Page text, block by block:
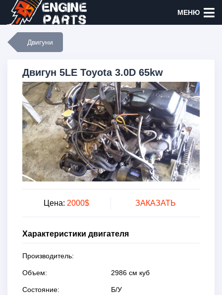
МЕНЮ
Двигуни
Двигун 5LE Toyota 3.0D 65kw
Цена: 2000$ ЗАКАЗАТЬ
Характеристики двигателя
Производитель:
Объем: 2986 см куб
Состояние: Б/У